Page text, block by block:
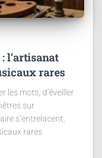
l’artisanat
rares
les mots, d’éveiller
sur
s’entrelacent,
rares